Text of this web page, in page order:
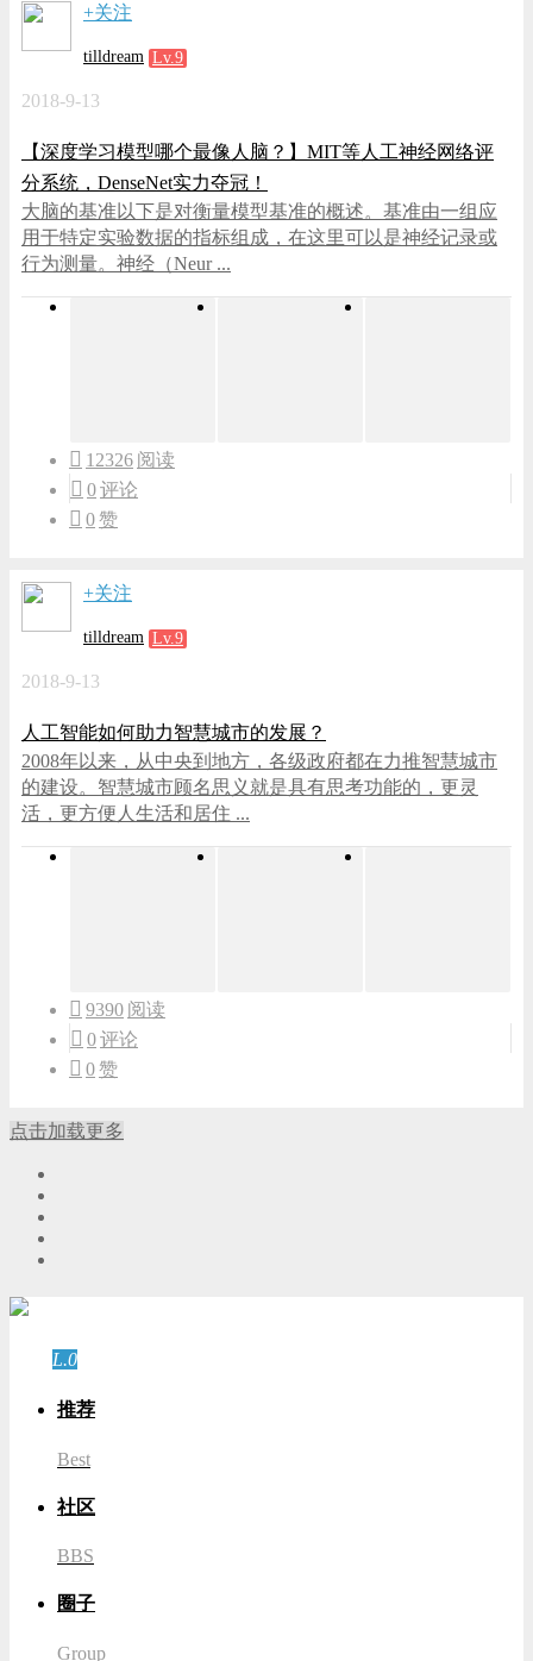
+关注
tilldream Lv.9
2018-9-13
【深度学习模型哪个最像人脑？】MIT等人工神经网络评
分系统，DenseNet实力夺冠！
大脑的基准以下是对衡量模型基准的概述。基准由一组应
用于特定实验数据的指标组成，在这里可以是神经记录或
行为测量。神经（Neur ...
12326 阅读
0评论
0赞
+关注
tilldream Lv.9
2018-9-13
人工智能如何助力智慧城市的发展？
2008年以来，从中央到地方，各级政府都在力推智慧城市
的建设。智慧城市顾名思义就是具有思考功能的，更灵
活，更方便人生活和居住 ...
9390 阅读
0评论
0赞
点击加载更多
L.0
推荐
Best
社区
BBS
圈子
Group